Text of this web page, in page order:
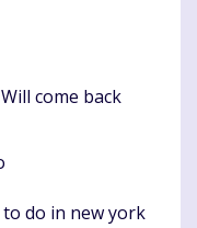
come back
do in new york